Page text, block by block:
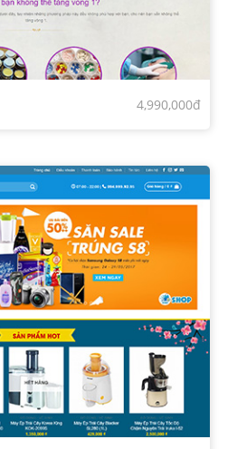
4,990,000đ